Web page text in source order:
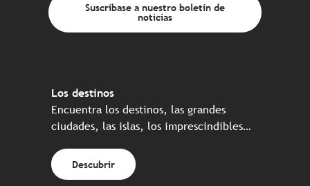
Suscríbase a nuestro boletín de
noticias
Los destinos
Encuentra los destinos, las grandes
ciudades, las islas, los imprescindibles…
Descubrir